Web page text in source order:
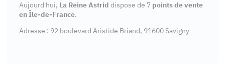
Aujourd'hui, La Reine Astrid dispose de 7 points de vente
en Île-de-France.
Adresse : 92 boulevard Aristide Briand, 91600 Savigny